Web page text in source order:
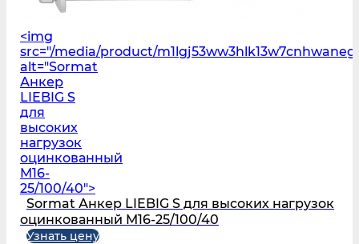
<img
src="/media/product/
alt="Sormat
Анкер
LIEBIG S
для
высоких
нагрузок
оцинкованный
M16-
25/100/40">
Sormat Анкер LIEBIG S для высоких нагрузок
оцинкованный M16-25/100/40
Узнать цену